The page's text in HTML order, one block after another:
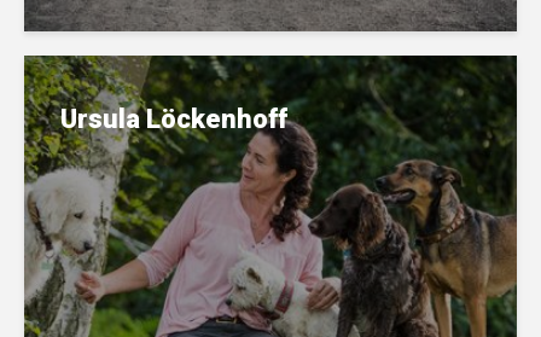
Ursula Löckenhoff